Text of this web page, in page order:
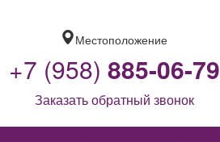
Местоположение
+7 (958) 885-06-79
Заказать обратный звонок